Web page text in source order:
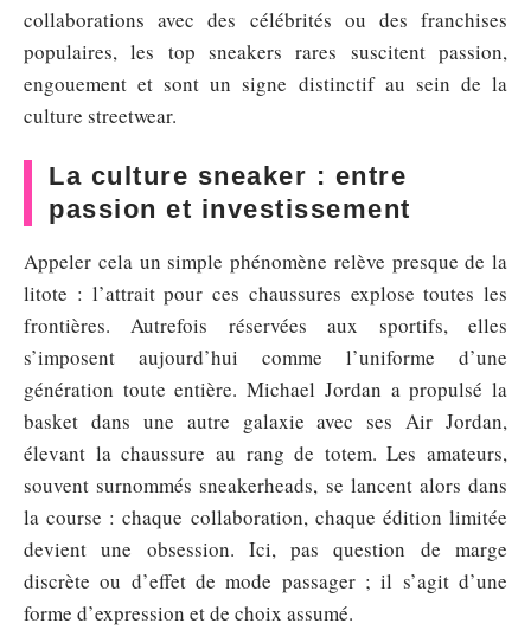
collaborations avec des célébrités ou des franchises
populaires, les top sneakers rares suscitent passion,
engouement et sont un signe distinctif au sein de la
culture streetwear.
La culture sneaker : entre
passion et investissement
Appeler cela un simple phénomène relève presque de la
litote : l’attrait pour ces chaussures explose toutes les
frontières. Autrefois réservées aux sportifs, elles
s’imposent aujourd’hui comme l’uniforme d’une
génération toute entière. Michael Jordan a propulsé la
basket dans une autre galaxie avec ses Air Jordan,
élevant la chaussure au rang de totem. Les amateurs,
souvent surnommés sneakerheads, se lancent alors dans
la course : chaque collaboration, chaque édition limitée
devient une obsession. Ici, pas question de marge
discrète ou d’effet de mode passager ; il s’agit d’une
forme d’expression et de choix assumé.